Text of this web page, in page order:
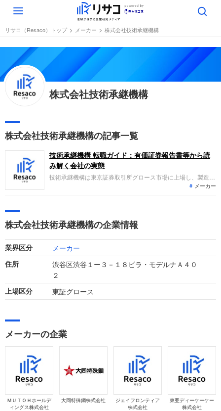
Toggle
navigation
リサコ（Resaco）トップ メーカー 株式会社技術承継機構
株式会社技術承継機構
株式会社技術承継機構の記事一覧
技術承継機構 転職ガイド：有価証券報告書等から読
み解く会社の実態
技術承継機構は東京証券取引所グロース市場に上場し、製造業
等の譲受と経営支援を行う連続買収企業です。直近の業績で
は、譲受企業の増加に伴い大幅な増収を達成しました。営業利
っています。
メーカー
株式会社技術承継機構の企業情報
業界区分 メーカー
住所
渋谷区渋谷１ー３－１８ビラ・モデルナＡ４０
２
上場区分 東証グロース
メーカーの企業
ＭＵＴＯＨホールデ
ィングス株式会社
大同特殊鋼株式会社
ジェイフロンティア
株式会社
東亜ディーケーケー
株式会社